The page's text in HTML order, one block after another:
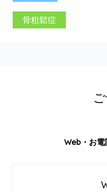
骨粗鬆症
Web・お電